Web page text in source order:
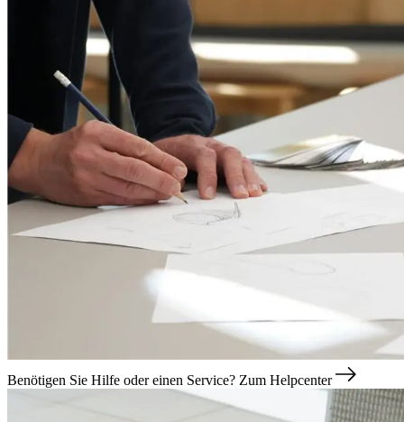
Benötigen Sie Hilfe oder einen Service? Zum Helpcenter